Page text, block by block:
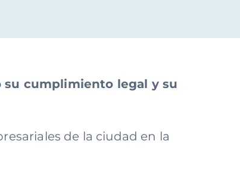
su cumplimiento legal y su
de la ciudad en la